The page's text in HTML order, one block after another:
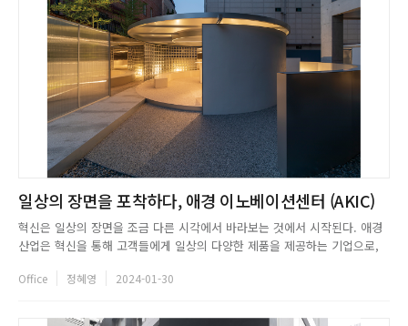
일상의 장면을 포착하다, 애경 이노베이션센터 (AKIC)
혁신은 일상의 장면을 조금 다른 시각에서 바라보는 것에서 시작된다. 애경
산업은 혁신을 통해 고객들에게 일상의 다양한 제품을 제공하는 기업으로,
랜딩 작업을 동시에 진행한 프로젝트다. 요앞은 애경 이노베이션센터가 브랜
Office 정혜영 2024-01-30